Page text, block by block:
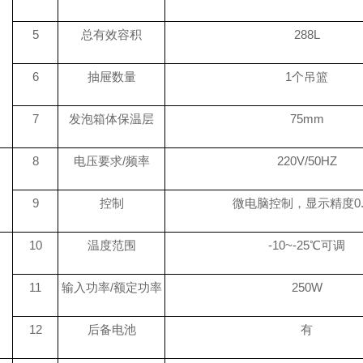
5 总有效容积 288L
6 抽屉数量 1个吊篮
7 发泡箱体保温层 75mm
8 电压要求/频率 220V/50HZ
9 控制 微电脑控制，显示精度
10 温度范围 -10~-25℃可调
11 输入功率/额定功率 250W
12 后备电池 有